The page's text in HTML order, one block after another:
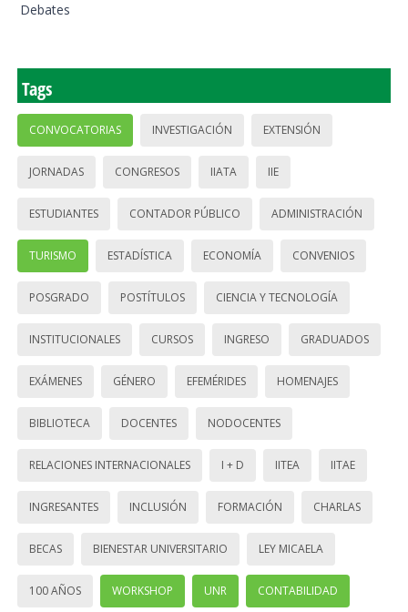
Debates
Tags
CONVOCATORIAS INVESTIGACIÓN EXTENSIÓN
JORNADAS CONGRESOS IIATA IIE
ESTUDIANTES CONTADOR PÚBLICO ADMINISTRACIÓN
TURISMO ESTADÍSTICA ECONOMÍA CONVENIOS
POSGRADO POSTÍTULOS CIENCIA Y TECNOLOGÍA
INSTITUCIONALES CURSOS INGRESO GRADUADOS
EXÁMENES GÉNERO EFEMÉRIDES HOMENAJES
BIBLIOTECA DOCENTES NODOCENTES
RELACIONES INTERNACIONALES I + D IITEA IITAE
INGRESANTES INCLUSIÓN FORMACIÓN CHARLAS
BECAS BIENESTAR UNIVERSITARIO LEY MICAELA
100 AÑOS WORKSHOP UNR CONTABILIDAD